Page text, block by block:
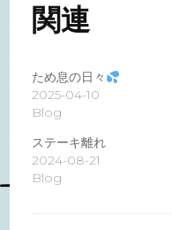
関連
ため息の日々
2025-04-10
Blog
ステーキ離れ
2024-08-21
Blog